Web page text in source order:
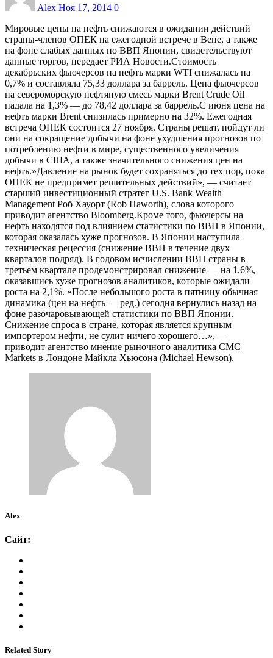
Alex Ноя 17, 2014 0
Мировые цены на нефть снижаются в ожидании действий
страны-членов ОПЕК на ежегодной встрече в Вене, а также
на фоне слабых данных по ВВП Японии, свидетельствуют
данные торгов, передает РИА Новости.Стоимость
декабрьских фьючерсов на нефть марки WTI снижалась на
0,7% и составляла 75,33 доллара за баррель. Цена фьючерсов
на североморскую нефтяную смесь марки Brent Crude Oil
падала на 1,3% — до 78,42 доллара за баррель.С июня цена на
нефть марки Brent снизилась примерно на 32%. Ежегодная
встреча ОПЕК состоится 27 ноября. Страны решат, пойдут ли
они на сокращение добычи на фоне ухудшения прогнозов по
потреблению нефти в мире, существенного увеличения
добычи в США, а также значительного снижения цен на
нефть.»Давление на рынок будет сохраняться до тех пор, пока
ОПЕК не предпримет решительных действий», — считает
старший инвестиционный стратег U.S. Bank Wealth
Management Роб Хауорт (Rob Haworth), слова которого
приводит агентство Bloomberg.Кроме того, фьючерсы на
нефть находятся под влиянием статистики по ВВП в Японии,
которая оказалась хуже прогнозов. В Японии наступила
техническая рецессия (снижение ВВП в течение двух
кварталов подряд). В годовом исчислении ВВП страны в
третьем квартале продемонстрировал снижение — на 1,6%,
оказавшись хуже прогнозов аналитиков, которые ожидали
роста на 2,1%. «После небольшого роста в пятницу обычная
динамика (цен на нефть — ред.) сегодня вернулись назад на
фоне разочаровывающей статистики по ВВП Японии.
Снижение спроса в стране, которая является крупным
импортером нефти, не сулит ничего хорошего…», —
приводит агентство мнение рыночного аналитика CMC
Markets в Лондоне Майкла Хьюсона (Michael Hewson).
Alex
Сайт:
Related Story